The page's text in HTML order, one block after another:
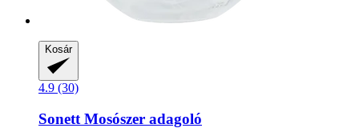
Kosár
4.9 (30)
Sonett Mosószer adagoló